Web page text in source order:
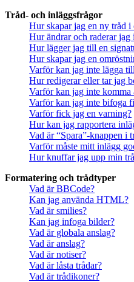
Tråd- och inläggsfrågor
Hur skapar jag en ny tråd i
Hur ändrar och raderar jag
Hur lägger jag till en
Hur skapar jag en
Varför kan jag inte lägga
Hur redigerar eller tar jag
Varför kan jag inte komma
Varför kan jag inte bifoga
Varför fick jag en varning?
Hur kan jag rapportera
Vad är “Spara”-knappen i
Varför måste mitt inlägg
Hur knuffar jag upp min
Formatering och trådtyper
Vad är BBCode?
Kan jag använda HTML?
Vad är smilies?
Kan jag infoga bilder?
Vad är globala anslag?
Vad är anslag?
Vad är notiser?
Vad är låsta trådar?
Vad är trådikoner?